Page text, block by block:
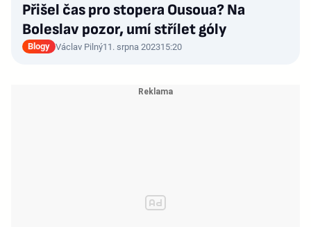
Přišel čas pro stopera Ousoua? Na
Boleslav pozor, umí střílet góly
Blogy Václav Pilný11. srpna 202315:20